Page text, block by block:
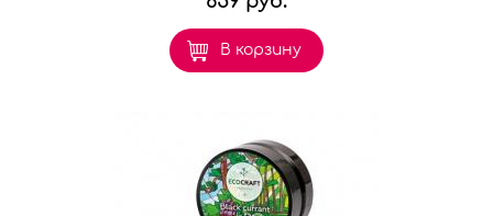
В корзину